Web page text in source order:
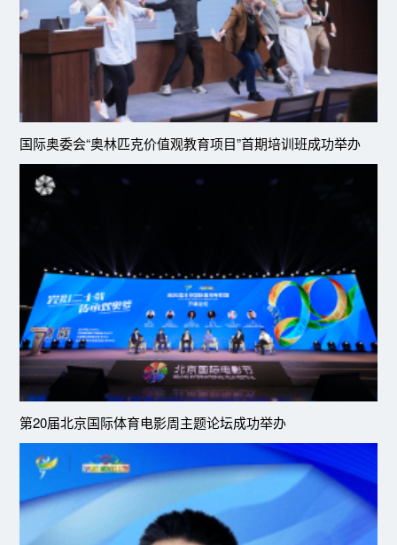
国际奥委会“奥林匹克价值观教育项目”首期培训班成功举办
第20届北京国际体育电影周主题论坛成功举办